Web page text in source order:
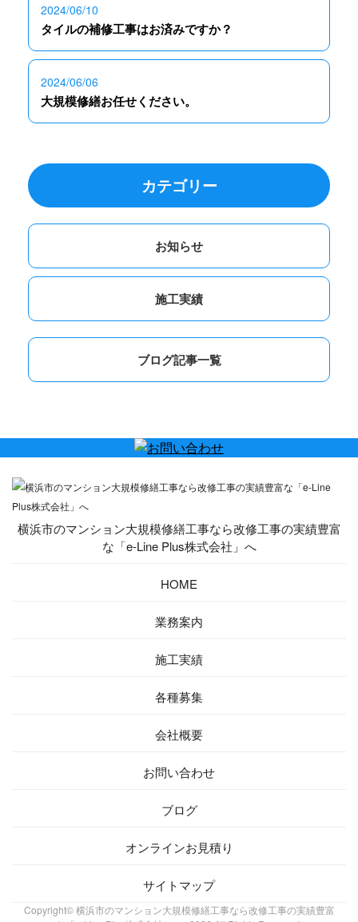
2024/06/10
タイルの補修工事はお済みですか？
2024/06/06
大規模修繕お任せください。
カテゴリー
お知らせ
施工実績
ブログ記事一覧
横浜市のマンション大規模修繕工事なら改修工事の実績豊富
な「e-Line Plus株式会社」へ
HOME
業務案内
施工実績
各種募集
会社概要
お問い合わせ
ブログ
オンラインお見積り
サイトマップ
Copyright© 横浜市のマンション大規模修繕工事なら改修工事の実績豊富